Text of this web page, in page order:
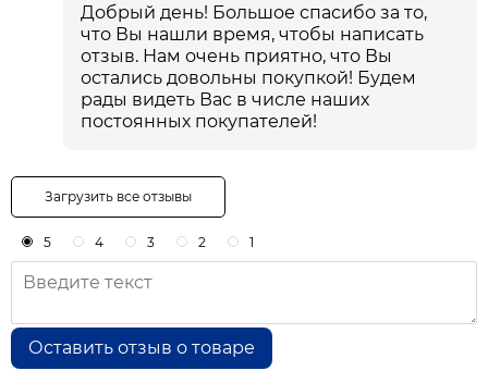
Добрый день! Большое спасибо за то,
что Вы нашли время, чтобы написать
отзыв. Нам очень приятно, что Вы
остались довольны покупкой! Будем
рады видеть Вас в числе наших
постоянных покупателей!
Загрузить все отзывы
5 4 3 2 1
Оставить отзыв о товаре